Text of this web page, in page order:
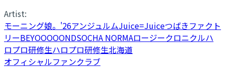
Artist:
モーニング娘。'26アンジュルムJuice=Juiceつばきファクト
リーBEYOOOOONDSOCHA NORMAロージークロニクルハ
ロプロ研修生ハロプロ研修生北海道
オフィシャルファンクラブ